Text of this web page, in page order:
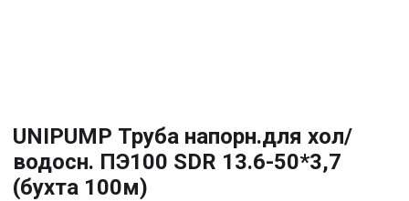
UNIPUMP Труба напорн.для хол/
водосн. ПЭ100 SDR 13.6-50*3,7
(бухта 100м)